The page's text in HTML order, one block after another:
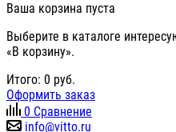
Ваша корзина пуста
Выберите в каталоге
«В корзину».
Итого: 0 руб.
Оформить заказ
0 Сравнение
info@vitto.ru